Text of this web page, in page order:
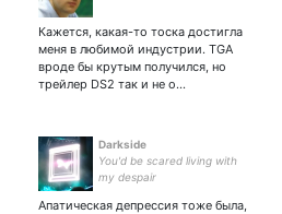
Кажется, какая-то тоска достигла
меня в любимой индустрии. TGA
вроде бы крутым получился, но
трейлер DS2 так и не о…
Darkside
You'd be scared living with
my despair
Апатическая депрессия тоже была,